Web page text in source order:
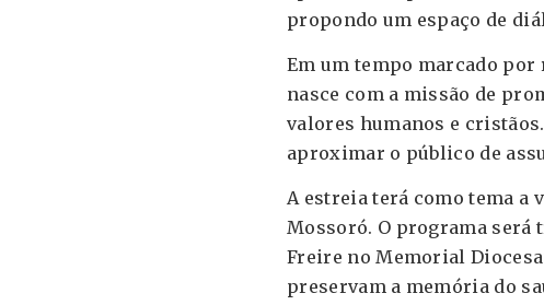
propondo um espaço de
Em um tempo marcado
nasce com a missão de
valores humanos e
aproximar o público de
A estreia terá como tema a
Mossoró. O programa será
Freire no Memorial
preservam a memória do